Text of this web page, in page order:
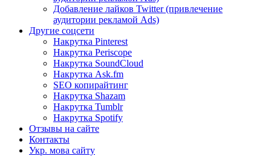
Добавление лайков Twitter (привлечение
аудитории рекламой Ads)
Другие соцсети
Накрутка Pinterest
Накрутка Periscope
Накрутка SoundCloud
Накрутка Ask.fm
SEO копирайтинг
Накрутка Shazam
Накрутка Tumblr
Накрутка Spotify
Отзывы на сайте
Контакты
Укр. мова сайту